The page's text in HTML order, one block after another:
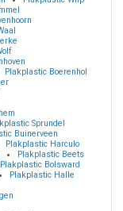
Plakplastic Boerenhol
Sprundel
Buinerveen
Plakplastic Harculo
Plakplastic Beets
Plakplastic Bolsward
Plakplastic Halle